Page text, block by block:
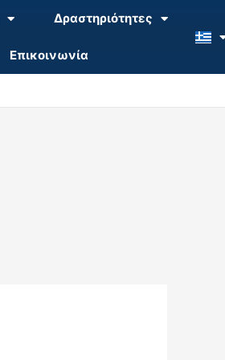
Δραστηριότητες
Επικοινωνία